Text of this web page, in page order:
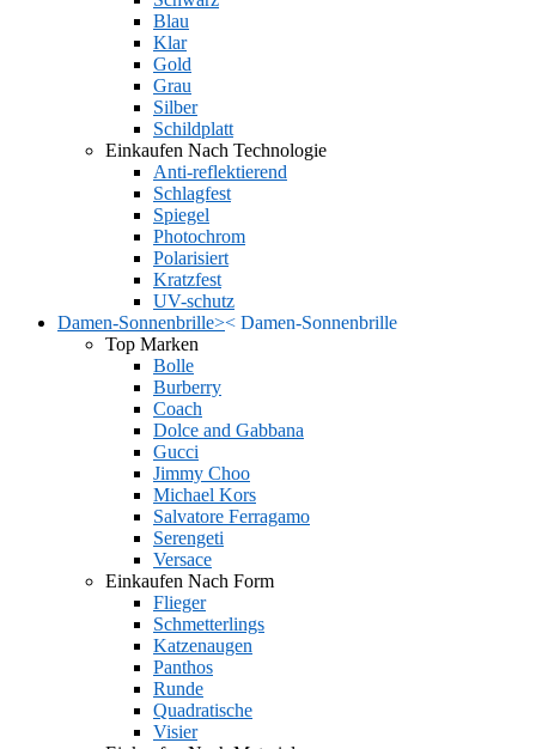
Blau
Klar
Gold
Grau
Silber
Schildplatt
Einkaufen Nach Technologie
Anti-reflektierend
Schlagfest
Spiegel
Photochrom
Polarisiert
Kratzfest
UV-schutz
Damen-Sonnenbrille>< Damen-Sonnenbrille
Top Marken
Bolle
Burberry
Coach
Dolce and Gabbana
Gucci
Jimmy Choo
Michael Kors
Salvatore Ferragamo
Serengeti
Versace
Einkaufen Nach Form
Flieger
Schmetterlings
Katzenaugen
Panthos
Runde
Quadratische
Visier